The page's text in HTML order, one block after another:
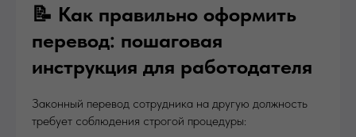
📝 Как правильно оформить
перевод: пошаговая
инструкция для работодателя
Законный перевод сотрудника на другую должность
требует соблюдения строгой процедуры: